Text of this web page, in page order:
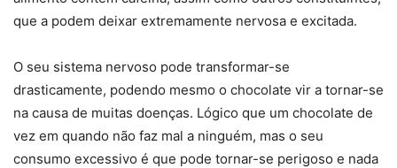
que a podem deixar extremamente nervosa e excitada.
O seu sistema nervoso pode transformar-se
drasticamente, podendo mesmo o chocolate vir a tornar-se
na causa de muitas doenças. Lógico que um chocolate de
vez em quando não faz mal a ninguém, mas o seu
consumo excessivo é que pode tornar-se perigoso e nada